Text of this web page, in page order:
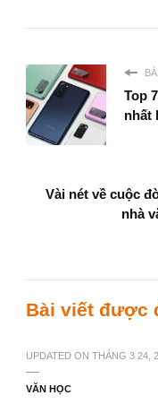
Top
nhất
Vài nét về cuộc
nhà
Bài viết được
UPDATED ON THÁNG 3 24,
VĂN HỌC